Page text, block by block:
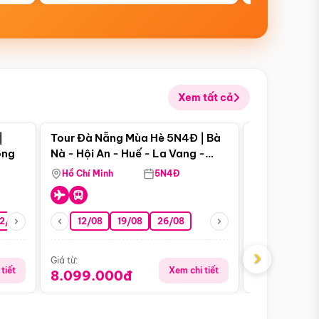
Xem tất cả
08 26/08 05/09 09/09 12/09
tiết
Điểm nổi bật
Tour Đà Nẵng Mùa Hè 5N4Đ | Bà
Nà - Hội An - Huế - La Vang -
Động Thiên Đường
Hồ Chí Minh 5N4Đ
12/08 19/08 26/08
Giá từ:
8.099.000đ Xem chi tiết
Giá từ:
›